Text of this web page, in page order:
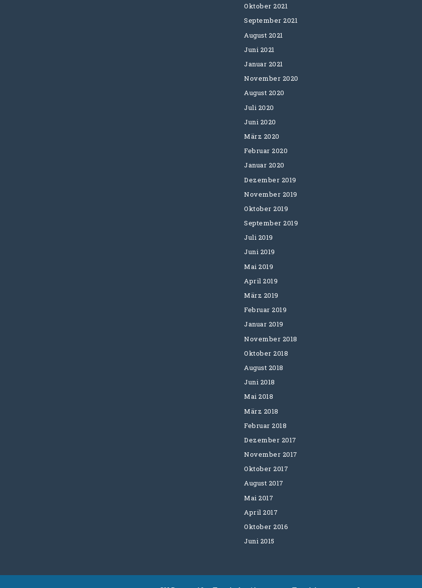
Oktober 2021
September 2021
August 2021
Juni 2021
Januar 2021
November 2020
August 2020
Juli 2020
Juni 2020
März 2020
Februar 2020
Januar 2020
Dezember 2019
November 2019
Oktober 2019
September 2019
Juli 2019
Juni 2019
Mai 2019
April 2019
März 2019
Februar 2019
Januar 2019
November 2018
Oktober 2018
August 2018
Juni 2018
Mai 2018
März 2018
Februar 2018
Dezember 2017
November 2017
Oktober 2017
August 2017
Mai 2017
April 2017
Oktober 2016
Juni 2015